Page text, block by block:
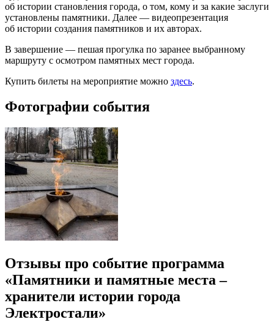
об истории становления города, о том, кому и за какие заслуги
установлены памятники. Далее — видеопрезентация
об истории создания памятников и их авторах.
В завершение — пешая прогулка по заранее выбранному
маршруту с осмотром памятных мест города.
Купить билеты на мероприятие можно здесь.
Фотографии события
Отзывы про событие программа
«Памятники и памятные места –
хранители истории города
Электростали»